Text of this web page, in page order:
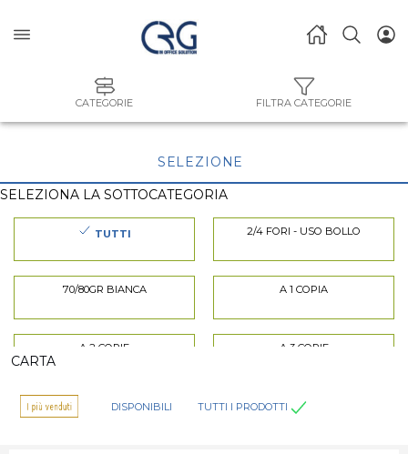
CATEGORIE FILTRA CATEGORIE
SELEZIONE
SELEZIONA LA SOTTOCATEGORIA
TUTTI 2/4 FORI - USO BOLLO
70/80GR BIANCA A 1 COPIA
A 2 COPIE A 3 COPIE
ADESIVA BIANCA
CARTA
DISPONIBILI TUTTI I PRODOTTI